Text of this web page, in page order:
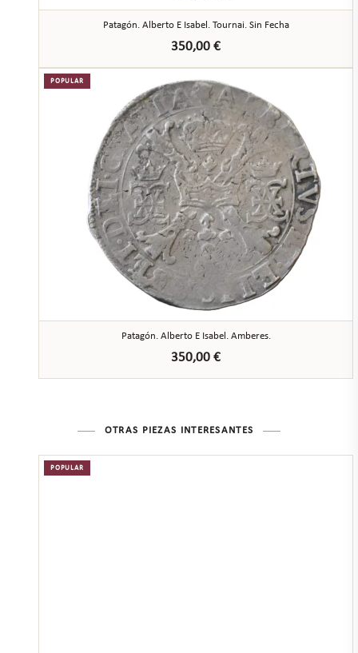
Patagón. Alberto E Isabel. Tournai. Sin Fecha
350,00 €
POPULAR
Patagón. Alberto E Isabel. Amberes.
350,00 €
OTRAS PIEZAS INTERESANTES
POPULAR